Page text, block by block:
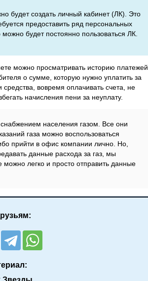
будет создать личный кабинет (ЛК). Это
предоставить ряд персональных
будет постоянно пользоваться ЛК.
можно просматривать историю платежей,
о сумме, которую нужно уплатить за
средства, вовремя оплачивать счета, не
начисления пени за неуплату.
снабжением населения газом. Все они
газа можно воспользоваться
прийти в офис компании лично. Но,
данные расхода за газ, мы
можно легко и просто отправить данные